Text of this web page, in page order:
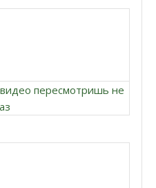
пересмотришь не